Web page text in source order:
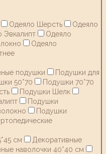
Одеяло Шерсть
Одеяло
Эвкалипт
Одеяло
Одеяло
подушки
Подушки для
50*70
Подушки 70*70
Подушки Шелк
Подушки
Подушки
см
Декоративные
наволочки 40*40 см